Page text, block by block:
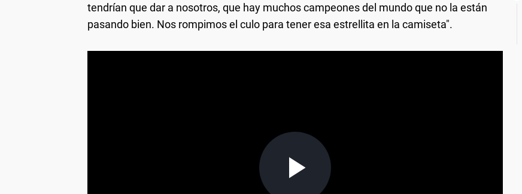
tendrían que dar a nosotros, que hay muchos campeones del mundo que no la están
pasando bien. Nos rompimos el culo para tener esa estrellita en la camiseta".